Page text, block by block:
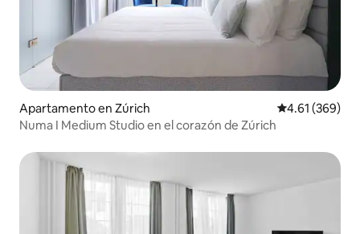
Apartamento en Zúrich Calificación
4.61 (369)
Numa I Medium Studio en el corazón de Zúrich